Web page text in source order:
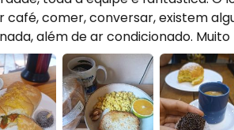
café, comer, conversar, existem
além de ar condicionado.